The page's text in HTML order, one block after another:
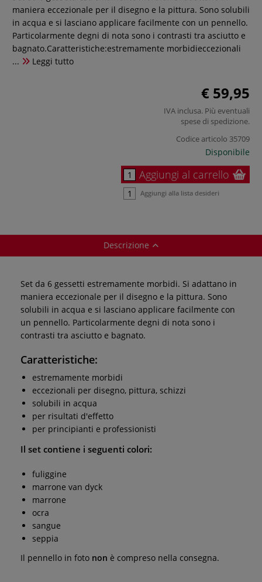
maniera eccezionale per il disegno e la pittura. Sono solubili
in acqua e si lasciano applicare facilmente con un pennello.
Particolarmente degni di nota sono i contrasti tra asciutto e
bagnato.Caratteristiche:estremamente morbidieccezionali
...
Leggi tutto
€ 59,95
IVA inclusa. Più eventuali
spese di spedizione.
Codice articolo 35709
Disponibile
Aggiungi al carrello
Aggiungi alla lista desideri
Descrizione
Set da 6 gessetti estremamente morbidi. Si adattano in
maniera eccezionale per il disegno e la pittura. Sono
solubili in acqua e si lasciano applicare facilmente con
un pennello. Particolarmente degni di nota sono i
contrasti tra asciutto e bagnato.
Caratteristiche:
estremamente morbidi
eccezionali per disegno, pittura, schizzi
solubili in acqua
per risultati d'effetto
per principianti e professionisti
Il set contiene i seguenti colori:
fuliggine
marrone van dyck
marrone
ocra
sangue
seppia
Il pennello in foto non è compreso nella consegna.